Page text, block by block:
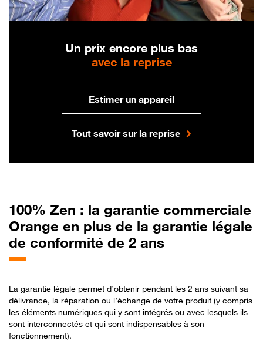
Un prix encore plus bas
avec la reprise
Estimer un appareil
Tout savoir sur la reprise
100% Zen : la garantie commerciale
Orange en plus de la garantie légale
de conformité de 2 ans
La garantie légale permet d’obtenir pendant les 2 ans suivant sa
délivrance, la réparation ou l’échange de votre produit (y compris
les éléments numériques qui y sont intégrés ou avec lesquels ils
sont interconnectés et qui sont indispensables à son
fonctionnement).​